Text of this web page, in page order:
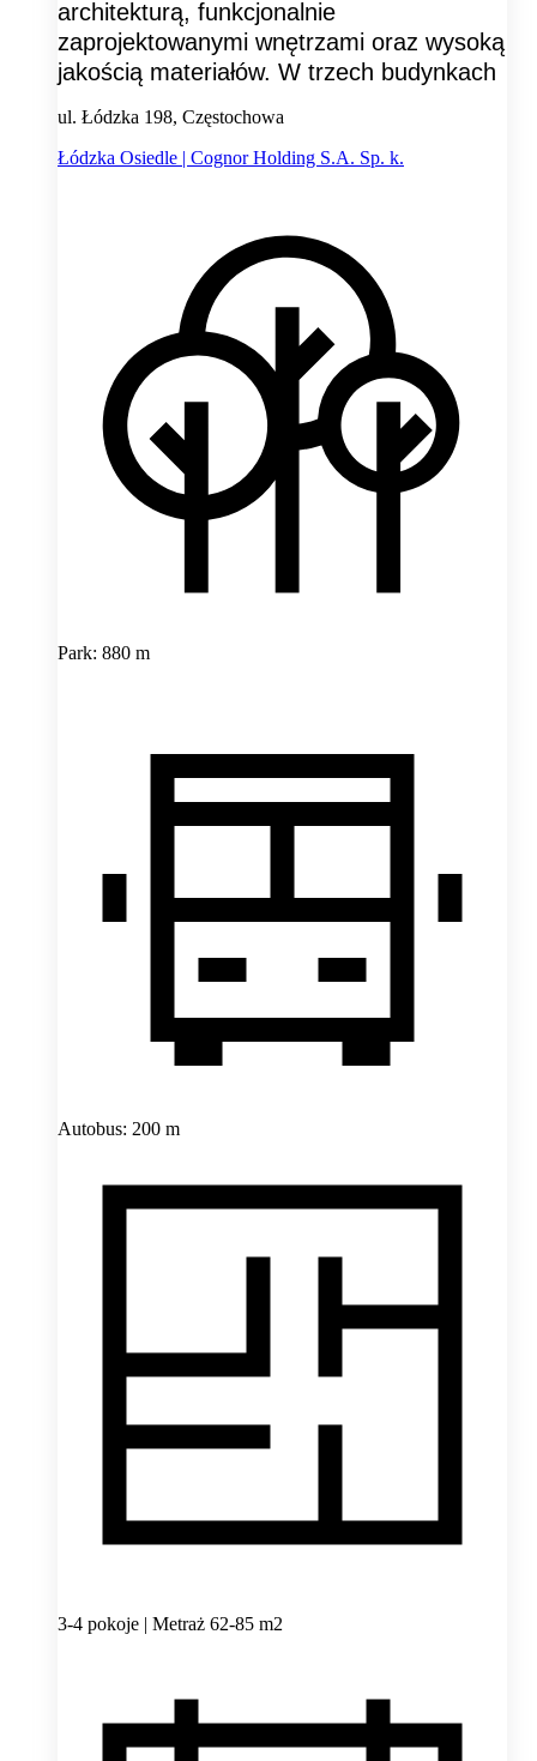
architekturą, funkcjonalnie
zaprojektowanymi wnętrzami oraz wysoką
jakością materiałów. W trzech budynkach
ul. Łódzka 198, Częstochowa
Łódzka Osiedle | Cognor Holding S.A. Sp. k.
Park: 880 m
Autobus: 200 m
3-4 pokoje | Metraż 62-85 m2